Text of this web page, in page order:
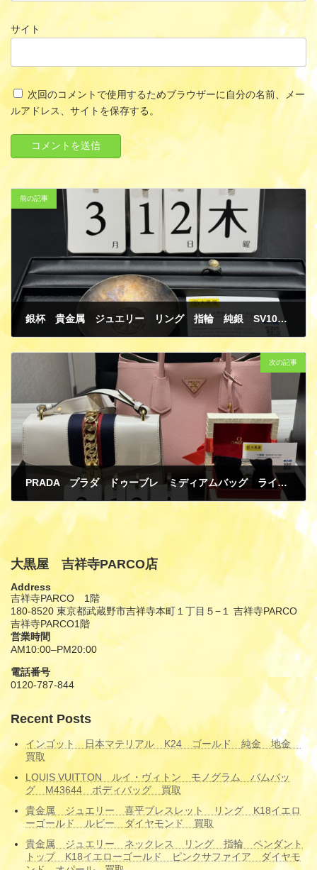
サイト
次回のコメントで使用するためブラウザーに自分の名前、メー
ルアドレス、サイトを保存する。
前の記事
銀杯 貴金属 ジュエリー リング 指輪 純銀 SV1000 SV925 シルバー パール 買取
次の記事
PRADA プラダ ドゥーブレ ミディアムバッグ ライトピンク サフィアーノ GUCCI グッチ シルヴィ 2WAYバッグ ホワイト レザー OMEGA オメガ コンステレーション マイチョイス シェル YG/SS クオーツ 買取
大黒屋 吉祥寺PARCO店
Address
吉祥寺PARCO 1階
180-8520 東京都武蔵野市吉祥寺本町１丁目５−１ 吉祥寺PARCO
吉祥寺PARCO1階
営業時間
AM10:00–PM20:00
電話番号
0120-787-844
Recent Posts
インゴット 日本マテリアル K24 ゴールド 純金 地金
買取
LOUIS VUITTON ルイ・ヴィトン モノグラム バムバッ
グ M43644 ボディバッグ 買取
貴金属 ジュエリー 喜平ブレスレット リング K18イエロ
ーゴールド ルビー ダイヤモンド 買取
貴金属 ジュエリー ネックレス リング 指輪 ペンダント
トップ K18イエローゴールド ピンクサファイア ダイヤモ